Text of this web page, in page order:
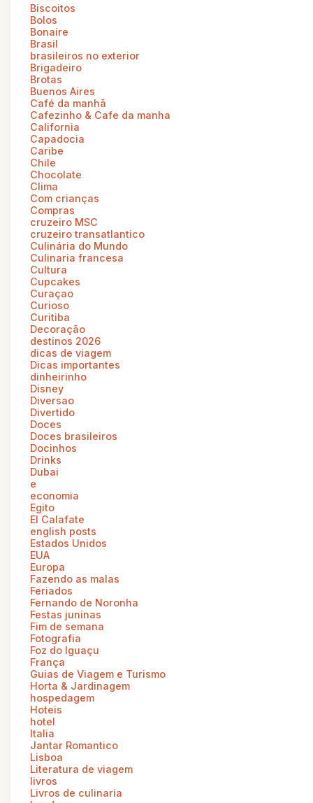
Biscoitos
Bolos
Bonaire
Brasil
brasileiros no exterior
Brigadeiro
Brotas
Buenos Aires
Café da manhã
Cafezinho & Cafe da manha
California
Capadocia
Caribe
Chile
Chocolate
Clima
Com crianças
Compras
cruzeiro MSC
cruzeiro transatlantico
Culinária do Mundo
Culinaria francesa
Cultura
Cupcakes
Curaçao
Curioso
Curitiba
Decoração
destinos 2026
dicas de viagem
Dicas importantes
dinheirinho
Disney
Diversao
Divertido
Doces
Doces brasileiros
Docinhos
Drinks
Dubai
e
economia
Egito
El Calafate
english posts
Estados Unidos
EUA
Europa
Fazendo as malas
Feriados
Fernando de Noronha
Festas juninas
Fim de semana
Fotografia
Foz do Iguaçu
França
Guias de Viagem e Turismo
Horta & Jardinagem
hospedagem
Hoteis
hotel
Italia
Jantar Romantico
Lisboa
Literatura de viagem
livros
Livros de culinaria